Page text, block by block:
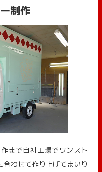
制作
まで自社工場でワンスト
合わせて作り上げてまいり